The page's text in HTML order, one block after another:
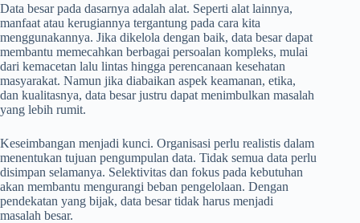
Data besar pada dasarnya adalah alat. Seperti alat lainnya,
manfaat atau kerugiannya tergantung pada cara kita
menggunakannya. Jika dikelola dengan baik, data besar dapat
membantu memecahkan berbagai persoalan kompleks, mulai
dari kemacetan lalu lintas hingga perencanaan kesehatan
masyarakat. Namun jika diabaikan aspek keamanan, etika,
dan kualitasnya, data besar justru dapat menimbulkan masalah
yang lebih rumit.
Keseimbangan menjadi kunci. Organisasi perlu realistis dalam
menentukan tujuan pengumpulan data. Tidak semua data perlu
disimpan selamanya. Selektivitas dan fokus pada kebutuhan
akan membantu mengurangi beban pengelolaan. Dengan
pendekatan yang bijak, data besar tidak harus menjadi
masalah besar.